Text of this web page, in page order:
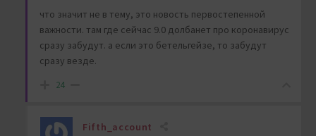
что значит не в тему, это новость первостепенной
важности. там где сейчас 9.0 долбанет про коронавирус
сразу забудут. а если это бетельгейзе, то забудут
сразу везде.
24
Fifth_account